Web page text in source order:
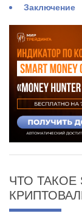
Заключение
ЧТО ТАКОЕ